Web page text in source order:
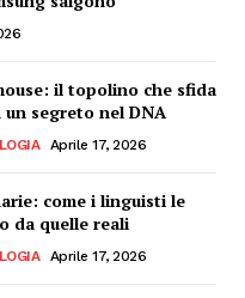
il topolino che sfida
un segreto nel DNA
Aprile 17, 2026
come i linguisti le
da quelle reali
Aprile 17, 2026